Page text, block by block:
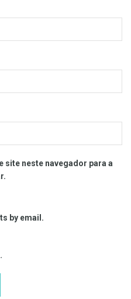
site neste navegador para a
by email.